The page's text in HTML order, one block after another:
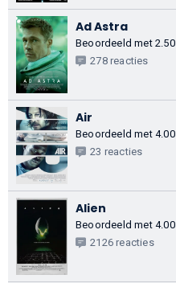
Ad Astra
Beoordeeld met 2.50
278 reacties
Air
Beoordeeld met 4.00
23 reacties
Alien
Beoordeeld met 4.00
2126 reacties